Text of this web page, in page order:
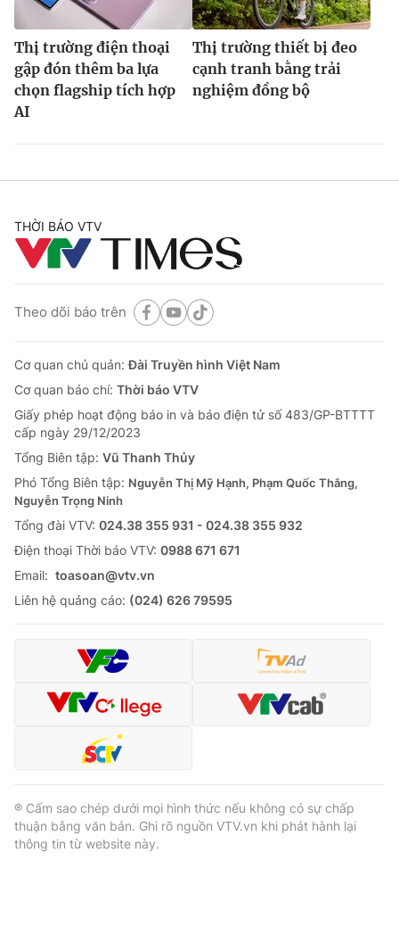
Thị trường điện thoại
gập đón thêm ba lựa
chọn flagship tích hợp
AI
Thị trường thiết bị đeo
cạnh tranh bằng trải
nghiệm đồng bộ
THỜI BÁO VTV
Theo dõi báo trên
Cơ quan chủ quản:Đài Truyền hình Việt Nam
Cơ quan báo chí: Thời báo VTV
Giấy phép hoạt động báo in và báo điện tử số 483/GP-BTTTT
cấp ngày 29/12/2023
Tổng Biên tập: Vũ Thanh Thủy
Phó Tổng Biên tập: Nguyễn Thị Mỹ Hạnh, Phạm Quốc Thắng,
Nguyễn Trọng Ninh
Tổng đài VTV: 024.38 355 931 - 024.38 355 932
Ðiện thoại Thời báo VTV: 0988 671 671
Email: toasoan@vtv.vn
Liên hệ quảng cáo: (024) 626 79595
® Cấm sao chép dưới mọi hình thức nếu không có sự chấp
thuận bằng văn bản. Ghi rõ nguồn VTV.vn khi phát hành lại
thông tin từ website này.